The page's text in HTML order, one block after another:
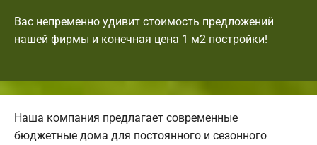
Вас непременно удивит стоимость предложений
нашей фирмы и конечная цена 1 м2 постройки!
Наша компания предлагает современные
бюджетные дома для постоянного и сезонного